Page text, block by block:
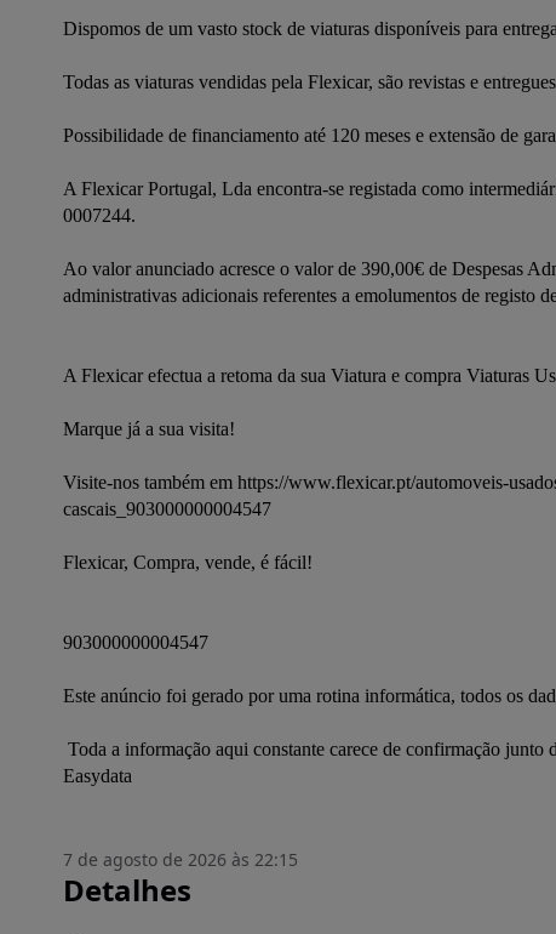
Dispomos de um vasto stock de viaturas disponíveis para
Todas as viaturas vendidas pela Flexicar, são revistas e
Possibilidade de financiamento até 120 meses e extensão de
A Flexicar Portugal, Lda encontra-se registada como
0007244.
Ao valor anunciado acresce o valor de 390,00€ de Despesas
administrativas adicionais referentes a emolumentos de registo
A Flexicar efectua a retoma da sua Viatura e compra Viaturas
Marque já a sua visita!
Visite-nos também em https://www.flexicar.pt/automoveis-
cascais_903000000004547
Flexicar, Compra, vende, é fácil!
903000000004547
Este anúncio foi gerado por uma rotina informática, todos os
Easydata
7 de agosto de 2026 às 22:15
Detalhes